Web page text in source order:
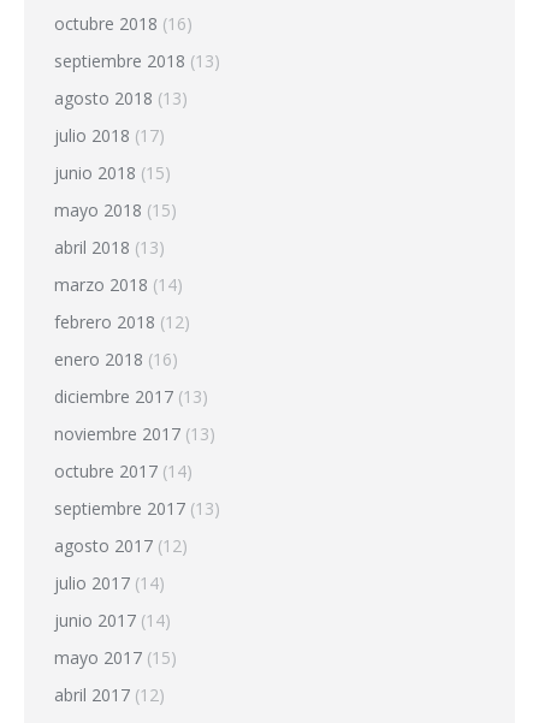
octubre 2018 (16)
septiembre 2018 (13)
agosto 2018 (13)
julio 2018 (17)
junio 2018 (15)
mayo 2018 (15)
abril 2018 (13)
marzo 2018 (14)
febrero 2018 (12)
enero 2018 (16)
diciembre 2017 (13)
noviembre 2017 (13)
octubre 2017 (14)
septiembre 2017 (13)
agosto 2017 (12)
julio 2017 (14)
junio 2017 (14)
mayo 2017 (15)
abril 2017 (12)